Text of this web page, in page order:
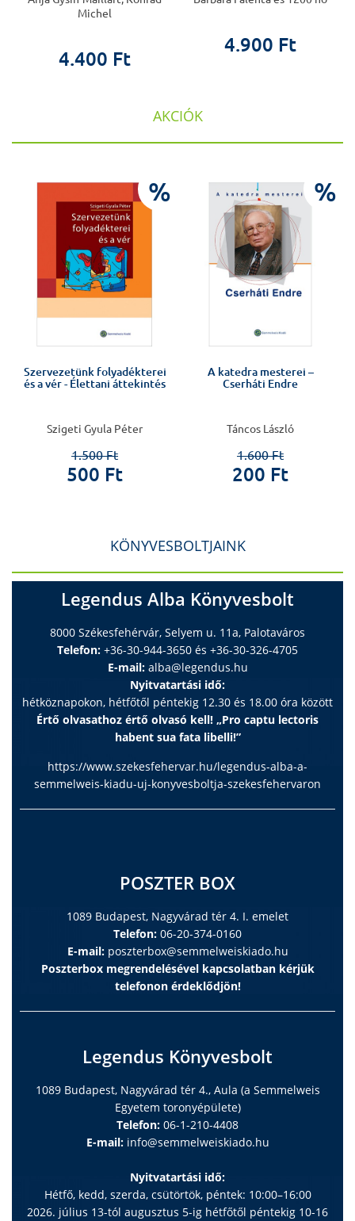
Michel
4.400 Ft
4.900 Ft
AKCIÓK
%
Szervezetünk folyadékterei
és a vér - Élettani áttekintés
Szigeti Gyula Péter
1.500 Ft
500 Ft
%
A katedra mesterei –
Cserháti Endre
Táncos László
1.600 Ft
200 Ft
KÖNYVESBOLTJAINK
Legendus Alba Könyvesbolt
8000 Székesfehérvár, Selyem u. 11a, Palotaváros
Telefon: +36-30-944-3650 és +36-30-326-4705
E-mail: alba@legendus.hu
Nyitvatartási idő:
hétköznapokon, hétfőtől péntekig 12.30 és 18.00 óra között
Értő olvasathoz értő olvasó kell! „Pro captu lectoris
habent sua fata libelli!”
https://www.szekesfehervar.hu/legendus-alba-a-
semmelweis-kiadu-uj-konyvesboltja-szekesfehervaron
POSZTER BOX
1089 Budapest, Nagyvárad tér 4. I. emelet
Telefon: 06-20-374-0160
E-mail: poszterbox@semmelweiskiado.hu
Poszterbox megrendelésével kapcsolatban kérjük
telefonon érdeklődjön!
Legendus Könyvesbolt
1089 Budapest, Nagyvárad tér 4., Aula (a Semmelweis
Egyetem toronyépülete)
Telefon: 06-1-210-4408
E-mail: info@semmelweiskiado.hu
Nyitvatartási idő:
Hétfő, kedd, szerda, csütörtök, péntek: 10:00–16:00
2026. július 13-tól augusztus 5-ig hétfőtől péntekig 10-16